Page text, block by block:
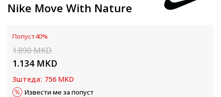
Nike Move With Nature
Попуст40%
1.890MKD
1.134 MKD
Зштеда: 756 MKD
Извести ме за попуст